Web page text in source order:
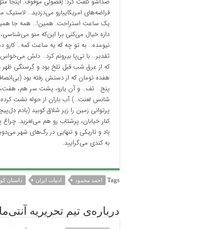
قراضه‌های امریکاییارو می‌دزدید…
یک ساعت استراحت. همین!… همه جا
داره خیال می‌کنی برا این‌که منو
نیومده… به تو چه که یه ساعت کمه…
تقدیر… با تی‌پا بیرونم کرد… دلش
که از عرق شب قبل تلخ بود و گرسنگی
هفده تومان که از دستش رفته بود
پنج… تف… و آن یارو، پشت سر هم، هفت،
شانس لعنت…) آب باران از حوله نشت کرده
پرتوانی زمین را زیر شلاق کوبید (بادم
کنار خیابان، پرشتاب رو هم می‌لغزید.
باد و تاریکی و تنهایی در رگ‌های شهر
به کندی می‌گرایید.
Tags احمد محمود ادبیات ایران داستان
درباره‌ی تیم تحریریه